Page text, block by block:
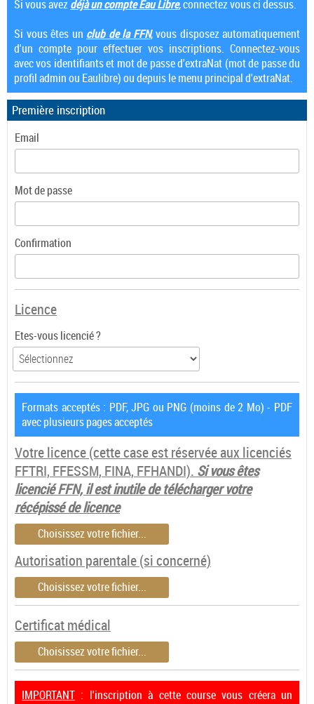
Si vous avezdéjà un compte Eau Libre, connectez vous ci dessus.
Si vous êtes un club de la FFN, vous disposez automatiquement
d'un compte pour effectuer vos inscriptions. Connectez-vous
avec vos identifiants et mot de passe d'extraNat (mot de passe du
profil admin ou Eaulibre) ou depuis le menu principal d'extraNat.
Première inscription
Email
Mot de passe
Confirmation
Licence
Etes-vous licencié ?
Formats acceptés : PDF, JPG ou PNG (moins de 2 Mo) - PDF
avec plusieurs pages acceptés
Votre licence(cette case est réservée aux licenciés
FFTRI, FFESSM, FINA, FFHANDI). Si vous êtes
licencié FFN, il est inutile de télécharger votre
récépissé de licence
Choisissez votre fichier...
Autorisation parentale (si concerné)
Choisissez votre fichier...
Certificat médical
Choisissez votre fichier...
IMPORTANT : l'inscription à cette course vous créera un